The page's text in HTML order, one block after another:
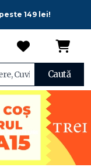
149 lei!
Caută